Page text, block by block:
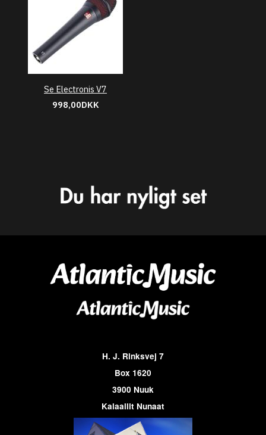
Se Electronis V7
998,00DKK
H. J. Rinksvej 7
Box 1620
3900 Nuuk
Kalaallit Nunaat